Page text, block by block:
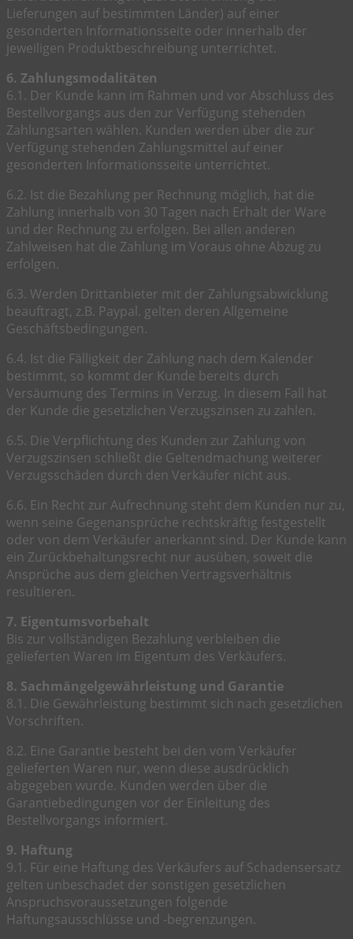
Lieferungen auf bestimmten Länder) auf einer
gesonderten Informationsseite oder innerhalb der
jeweiligen Produktbeschreibung unterrichtet.
6. Zahlungsmodalitäten
6.1. Der Kunde kann im Rahmen und vor Abschluss des
Bestellvorgangs aus den zur Verfügung stehenden
Zahlungsarten wählen. Kunden werden über die zur
Verfügung stehenden Zahlungsmittel auf einer
gesonderten Informationsseite unterrichtet.
6.2. Ist die Bezahlung per Rechnung möglich, hat die
Zahlung innerhalb von 30 Tagen nach Erhalt der Ware
und der Rechnung zu erfolgen. Bei allen anderen
Zahlweisen hat die Zahlung im Voraus ohne Abzug zu
erfolgen.
6.3. Werden Drittanbieter mit der Zahlungsabwicklung
beauftragt, z.B. Paypal. gelten deren Allgemeine
Geschäftsbedingungen.
6.4. Ist die Fälligkeit der Zahlung nach dem Kalender
bestimmt, so kommt der Kunde bereits durch
Versäumung des Termins in Verzug. In diesem Fall hat
der Kunde die gesetzlichen Verzugszinsen zu zahlen.
6.5. Die Verpflichtung des Kunden zur Zahlung von
Verzugszinsen schließt die Geltendmachung weiterer
Verzugsschäden durch den Verkäufer nicht aus.
6.6. Ein Recht zur Aufrechnung steht dem Kunden nur zu,
wenn seine Gegenansprüche rechtskräftig festgestellt
oder von dem Verkäufer anerkannt sind. Der Kunde kann
ein Zurückbehaltungsrecht nur ausüben, soweit die
Ansprüche aus dem gleichen Vertragsverhältnis
resultieren.
7. Eigentumsvorbehalt
Bis zur vollständigen Bezahlung verbleiben die
gelieferten Waren im Eigentum des Verkäufers.
8. Sachmängelgewährleistung und Garantie
8.1. Die Gewährleistung bestimmt sich nach gesetzlichen
Vorschriften.
8.2. Eine Garantie besteht bei den vom Verkäufer
gelieferten Waren nur, wenn diese ausdrücklich
abgegeben wurde. Kunden werden über die
Garantiebedingungen vor der Einleitung des
Bestellvorgangs informiert.
9. Haftung
9.1. Für eine Haftung des Verkäufers auf Schadensersatz
gelten unbeschadet der sonstigen gesetzlichen
Anspruchsvoraussetzungen folgende
Haftungsausschlüsse und -begrenzungen.